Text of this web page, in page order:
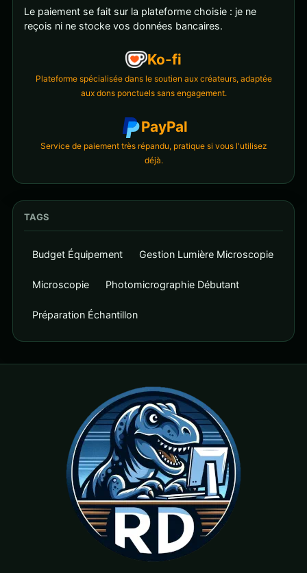
Le paiement se fait sur la plateforme choisie : je ne
reçois ni ne stocke vos données bancaires.
Ko-fi
Plateforme spécialisée dans le soutien aux créateurs, adaptée
aux dons ponctuels sans engagement.
PayPal
Service de paiement très répandu, pratique si vous l'utilisez
déjà.
TAGS
Budget Équipement Gestion Lumière Microscopie
Microscopie Photomicrographie Débutant
Préparation Échantillon